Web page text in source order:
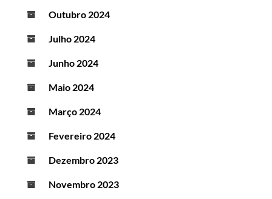
Outubro 2024
Julho 2024
Junho 2024
Maio 2024
Março 2024
Fevereiro 2024
Dezembro 2023
Novembro 2023